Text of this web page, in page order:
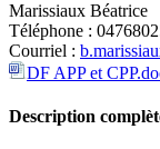
Marissiaux Béatrice
Téléphone :
Courriel :
DF APP et
Description